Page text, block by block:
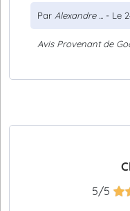
Par Alexandre ... - Le
Avis Provenant de
5/5